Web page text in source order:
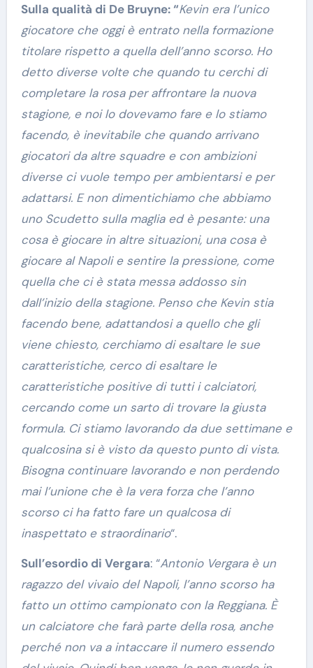
Sulla qualità di De Bruyne: “Kevin era l’unico
giocatore che oggi è entrato nella formazione
titolare rispetto a quella dell’anno scorso. Ho
detto diverse volte che quando tu cerchi di
completare la rosa per affrontare la nuova
stagione, e noi lo dovevamo fare e lo stiamo
facendo, è inevitabile che quando arrivano
giocatori da altre squadre e con ambizioni
diverse ci vuole tempo per ambientarsi e per
adattarsi. E non dimentichiamo che abbiamo
uno Scudetto sulla maglia ed è pesante: una
cosa è giocare in altre situazioni, una cosa è
giocare al Napoli e sentire la pressione, come
quella che ci è stata messa addosso sin
dall’inizio della stagione. Penso che Kevin stia
facendo bene, adattandosi a quello che gli
viene chiesto, cerchiamo di esaltare le sue
caratteristiche, cerco di esaltare le
caratteristiche positive di tutti i calciatori,
cercando come un sarto di trovare la giusta
formula. Ci stiamo lavorando da due settimane e
qualcosina si è visto da questo punto di vista.
Bisogna continuare lavorando e non perdendo
mai l’unione che è la vera forza che l’anno
scorso ci ha fatto fare un qualcosa di
inaspettato e straordinario“.
Sull’esordio di Vergara: “Antonio Vergara è un
ragazzo del vivaio del Napoli, l’anno scorso ha
fatto un ottimo campionato con la Reggiana. È
un calciatore che farà parte della rosa, anche
perché non va a intaccare il numero essendo